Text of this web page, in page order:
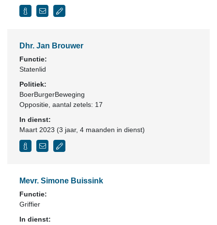
Dhr. Jan Brouwer
Functie:
Statenlid
Politiek:
BoerBurgerBeweging
Oppositie , aantal zetels: 17
In dienst:
Maart 2023 (3 jaar, 4 maanden in dienst)
Mevr. Simone Buissink
Functie:
Griffier
In dienst: